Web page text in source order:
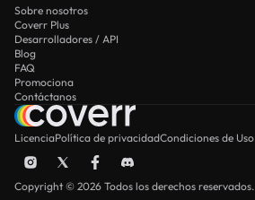
Sobre nosotros
Coverr Plus
Desarrolladores / API
Blog
FAQ
Promociona
Contáctanos
LicenciaPolítica de privacidadCondiciones de Uso
Copyright © 2026 Todos los derechos reservados.